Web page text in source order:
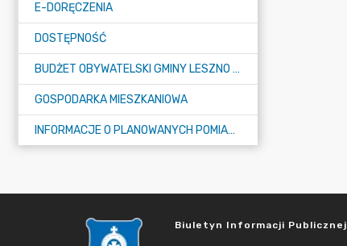
E-DORĘCZENIA
DOSTĘPNOŚĆ
BUDŻET OBYWATELSKI GMINY LESZNO NA 2026 ROK
GOSPODARKA MIESZKANIOWA
INFORMACJE O PLANOWANYCH POMIARACH PÓL ELEKTROMAGNETYCZNYCH
Biuletyn Informacji Publicznej